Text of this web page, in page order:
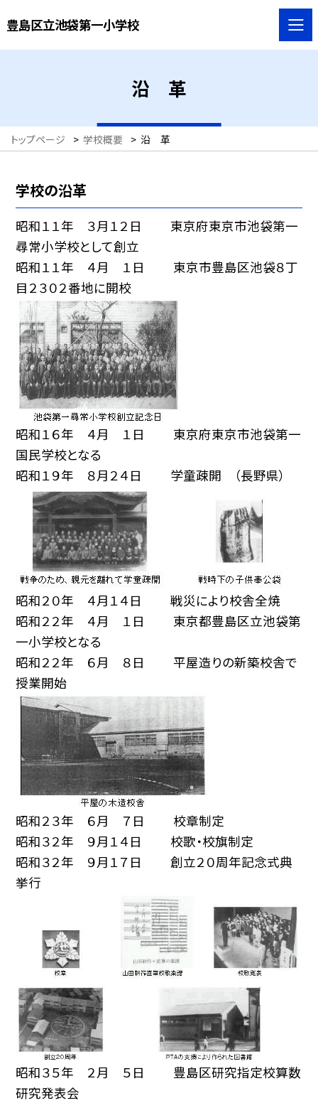
豊島区立池袋第一小学校
沿 革
トップページ > 学校概要 > 沿 革
学校の沿革
昭和１１年 ３月１２日 東京府東京市池袋第一
尋常小学校として創立
昭和１１年 ４月 １日 東京市豊島区池袋８丁
目２３０２番地に開校
昭和１６年 ４月 １日 東京府東京市池袋第一
国民学校となる
昭和１９年 ８月２４日 学童疎開 （長野県）
昭和２０年 ４月１４日 戦災により校舎全焼
昭和２２年 ４月 １日 東京都豊島区立池袋第
一小学校となる
昭和２２年 ６月 ８日 平屋造りの新築校舎で
授業開始
昭和２３年 ６月 ７日 校章制定
昭和３２年 ９月１４日 校歌・校旗制定
昭和３２年 ９月１７日 創立２０周年記念式典
挙行
昭和３５年 ２月 ５日 豊島区研究指定校算数
研究発表会